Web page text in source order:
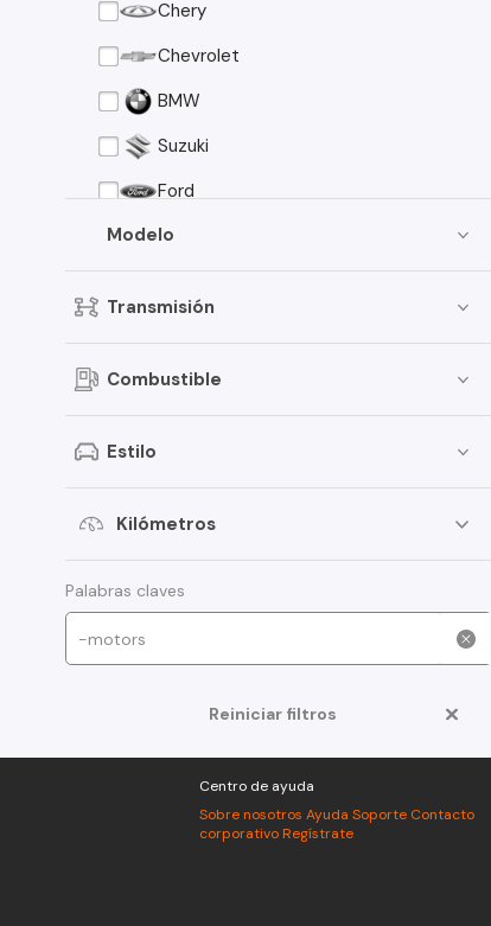
Chery
Chevrolet
BMW
Suzuki
Ford
Asia Motors
Mazda
Nissan
Peugeot
Foton
American Motors
Modelo
Transmisión
Combustible
Estilo
Kilómetros
Palabras claves
Reiniciar filtros
Centro de ayuda
Sobre nosotros Ayuda Soporte Contacto
corporativo Regístrate